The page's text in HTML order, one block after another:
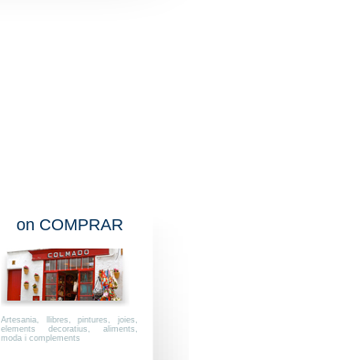
on COMPRAR
Artesania, llibres, pintures, joies,
elements decoratius, aliments,
moda i complements